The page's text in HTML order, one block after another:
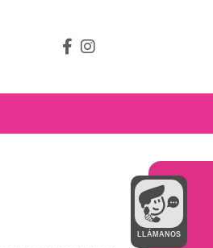
LLÁMANOS